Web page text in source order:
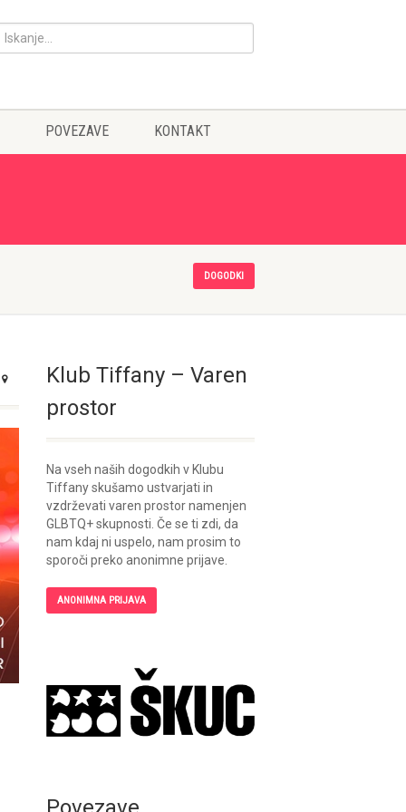
POVEZAVE KONTAKT
DOGODKI
Klub Tiffany – Varen
prostor
Na vseh naših dogodkih v Klubu
Tiffany skušamo ustvarjati in
vzdrževati varen prostor namenjen
GLBTQ+ skupnosti. Če se ti zdi, da
nam kdaj ni uspelo, nam prosim to
sporoči preko anonimne prijave.
ANONIMNA PRIJAVA